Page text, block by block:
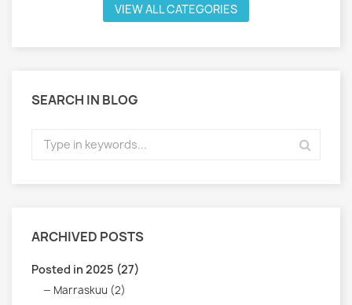
VIEW ALL CATEGORIES
SEARCH IN BLOG
ARCHIVED POSTS
Posted in 2025 (27)
Marraskuu (2)